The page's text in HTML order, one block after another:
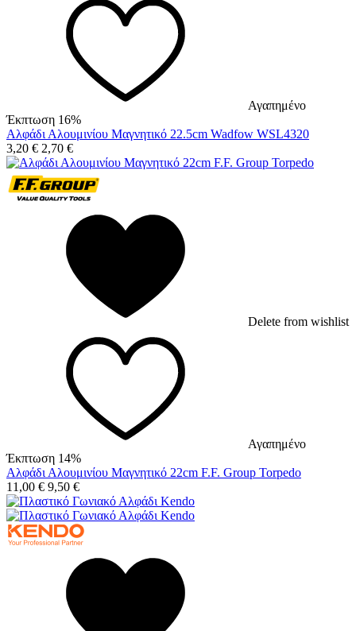
Αγαπημένο
Έκπτωση 16%
Αλφάδι Αλουμινίου Μαγνητικό 22.5cm Wadfow WSL4320
3,20 € 2,70 €
Delete from wishlist
Αγαπημένο
Έκπτωση 14%
Αλφάδι Αλουμινίου Μαγνητικό 22cm F.F. Group Torpedo
11,00 € 9,50 €